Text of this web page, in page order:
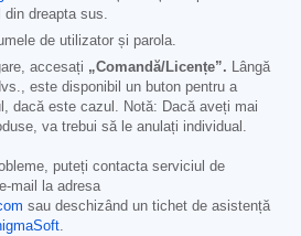
dreapta sus.
de utilizator și parola.
accesați „Comandă/Licențe”. Lângă
este disponibil un buton pentru a
dacă este cazul. Notă: Dacă aveți mai
va trebui să le anulați individual.
puteți contacta serviciul de
mail la adresa
sau deschizând un tichet de asistență
.